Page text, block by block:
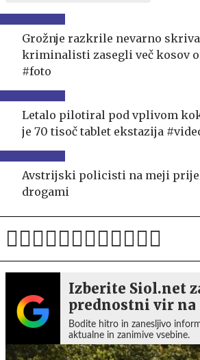
Grožnje razkrile nevarno
kriminalisti zasegli več kosov
#foto
Letalo pilotiral pod vplivom
je 70 tisoč tablet ekstazija
Avstrijski policisti na meji
drogami
Izberite Siol.net
prednostni vir na
Bodite hitro in zanesljivo
aktualne in zanimive vsebine.